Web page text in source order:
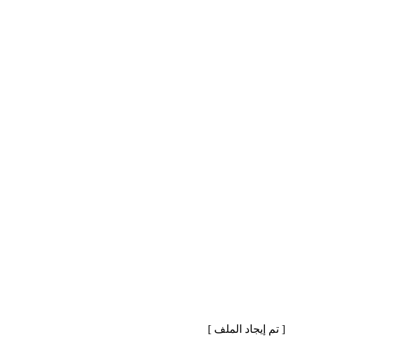
[ تم إيجاد الملف ]